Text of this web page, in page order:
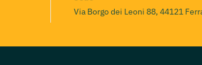
Via Borgo dei Leoni 88, 44121